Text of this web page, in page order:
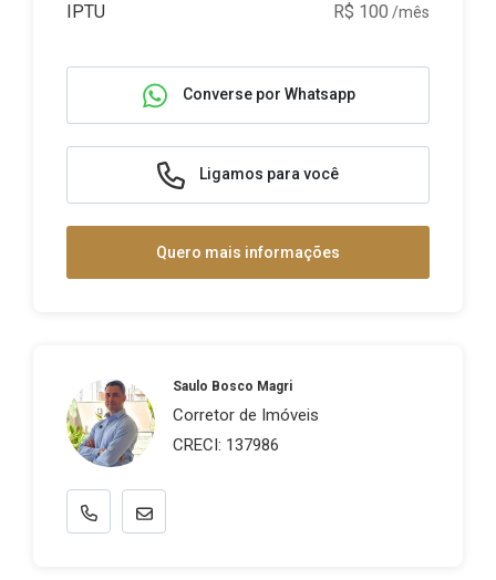
IPTU R$ 100 /mês
Converse por Whatsapp
Ligamos para você
Quero mais informações
Saulo Bosco Magri
Corretor de Imóveis
CRECI: 137986